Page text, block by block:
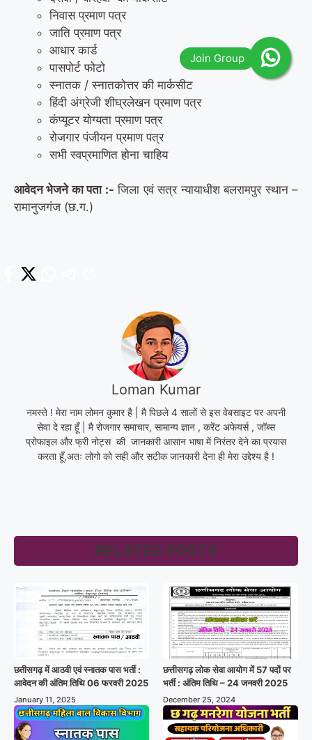
निवास प्रमाण पत्र
जाति प्रमाण पत्र
आधार कार्ड
पासपोर्ट फोटो
स्नातक / स्नातकोत्तर की मार्कसीट
हिंदी अंग्रेजी शीघ्रलेखन प्रमाण पत्र
कंप्यूटर योग्यता प्रमाण पत्र
रोजगार पंजीयन प्रमाण पत्र
सभी स्वप्रमाणित होना चाहिय
आवेदन भेजने का पता :- जिला एवं सत्र न्यायाधीश बलरामपुर स्थान –
रामानुजगंज (छ.ग.)
Loman Kumar
नमस्ते ! मेरा नाम लोमन कुमार है | मै पिछले 4 सालों से इस वेबसाइट पर अपनी
सेवा दे रहा हूँ | मै रोजगार समाचार, सामान्य ज्ञान , करेंट अफेयर्स , जॉब्स
प्रोफाइल और फ्री नोट्स की जानकारी आसान भाषा में निरंतर देने का प्रयास
करता हूँ,अतः लोगो को सही और सटीक जानकारी देना ही मेरा उद्देश्य है !
RELATED POSTS
छतीसगढ़ में आठवी एवं स्नातक पास भर्ती :
आवेदन की अंतिम तिथि 06 फरवरी 2025
January 11, 2025
छत्तीसगढ़ लोक सेवा आयोग में 57 पदों पर
भर्ती : अंतिम तिथि – 24 जनवरी 2025
December 25, 2024